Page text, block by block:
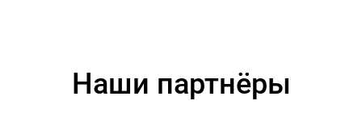
Наши партнёры